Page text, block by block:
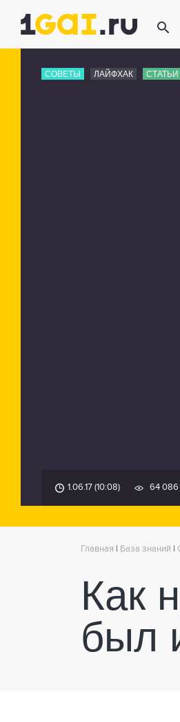
СОВЕТЫ ЛАЙФХАК СТАТЬИ
1.06.17 (10:08) 64 086
Главная База знаний
Как
был